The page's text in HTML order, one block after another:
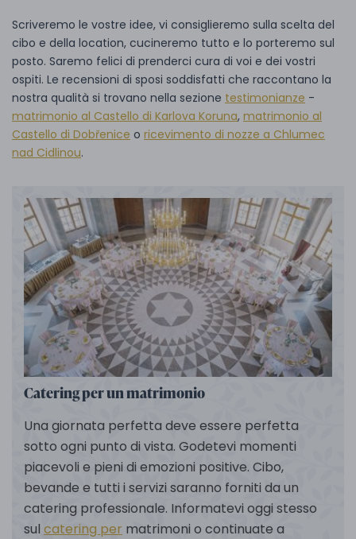
Scriveremo le vostre idee, vi consiglieremo sulla scelta del
cibo e della location, cucineremo tutto e lo porteremo sul
posto. Saremo felici di prenderci cura di voi e dei vostri
ospiti. Le recensioni di sposi soddisfatti che raccontano la
nostra qualità si trovano nella sezione testimonianze -
matrimonio al Castello di Karlova Koruna, matrimonio al
Castello di Dobřenice o ricevimento di nozze a Chlumec
nad Cidlinou.
Catering per un matrimonio
Una giornata perfetta deve essere perfetta
sotto ogni punto di vista. Godetevi momenti
piacevoli e pieni di emozioni positive. Cibo,
bevande e tutti i servizi saranno forniti da un
catering professionale. Informatevi oggi stesso
sul catering per matrimoni o continuate a